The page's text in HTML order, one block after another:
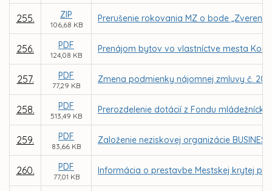
255. ZIP
106,68 KB
Prerušenie rokovania MZ o bode
256. PDF
124,08 KB
Prenájom bytov vo vlastníctve mesta
257. PDF
77,29 KB
Zmena podmienky nájomnej zmluvy č.
258. PDF
513,49 KB
Prerozdelenie dotácií z Fondu
259. PDF
83,66 KB
Založenie neziskovej organizácie
260. PDF
77,01 KB
Informácia o prestavbe Mestskej krytej